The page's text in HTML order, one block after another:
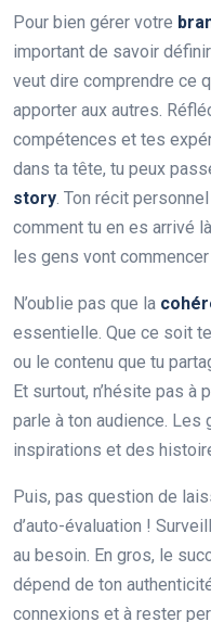
Pour bien gérer votre
important de savoir
veut dire comprendre ce
apporter aux autres.
compétences et tes
dans ta tête, tu peux
story. Ton récit
comment tu en es arrivé
les gens vont
N’oublie pas que la
essentielle. Que ce soit
ou le contenu que tu
Et surtout, n’hésite pas à
parle à ton audience.
inspirations et des
Puis, pas question de
d’auto-évaluation !
au besoin. En gros, le
dépend de ton
connexions et à rester